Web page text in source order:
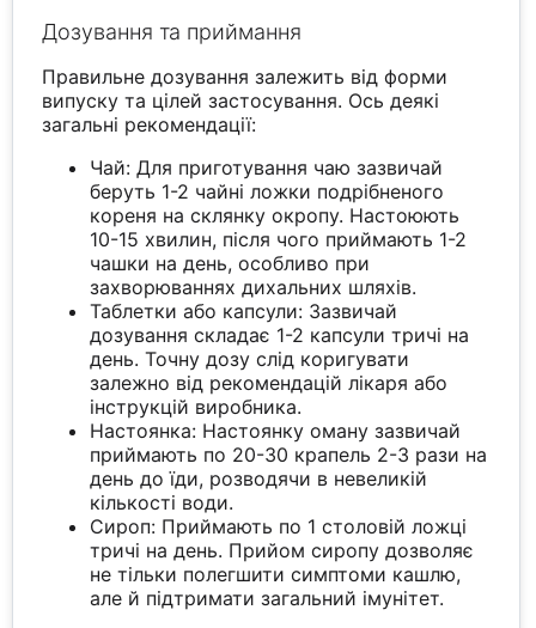
Дозування та приймання
Правильне дозування залежить від форми
випуску та цілей застосування. Ось деякі
загальні рекомендації:
Чай: Для приготування чаю зазвичай
беруть 1-2 чайні ложки подрібненого
кореня на склянку окропу. Настоюють
10-15 хвилин, після чого приймають 1-2
чашки на день, особливо при
захворюваннях дихальних шляхів.
Таблетки або капсули: Зазвичай
дозування складає 1-2 капсули тричі на
день. Точну дозу слід коригувати
залежно від рекомендацій лікаря або
інструкцій виробника.
Настоянка: Настоянку оману зазвичай
приймають по 20-30 крапель 2-3 рази на
день до їди, розводячи в невеликій
кількості води.
Сироп: Приймають по 1 столовій ложці
тричі на день. Прийом сиропу дозволяє
не тільки полегшити симптоми кашлю,
але й підтримати загальний імунітет.